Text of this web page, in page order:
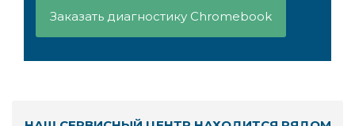
Заказать диагностику Chromebook